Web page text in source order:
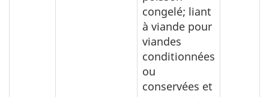
congelé; liant
à viande pour
viandes
conditionnées
ou
conservées et